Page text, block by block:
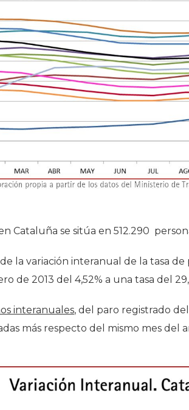
Cataluña se sitúa en 512.290
la variación interanual de la tasa de
de 2013 del 4,52% a una tasa del
interanuales, del paro registrado
más respecto del mismo mes del